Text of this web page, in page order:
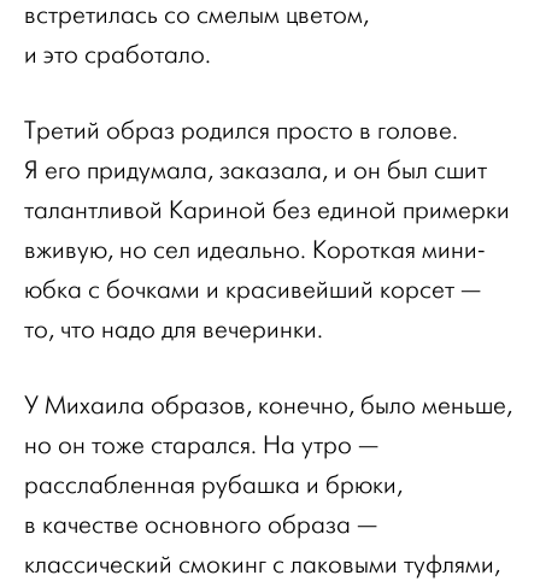
встретилась со смелым цветом,
и это сработало.
Третий образ родился просто в голове.
Я его придумала, заказала, и он был сшит
талантливой Кариной без единой примерки
вживую, но сел идеально. Короткая мини-
юбка с бочками и красивейший корсет —
то, что надо для вечеринки.
У Михаила образов, конечно, было меньше,
но он тоже старался. На утро —
расслабленная рубашка и брюки,
в качестве основного образа —
классический смокинг с лаковыми туфлями,